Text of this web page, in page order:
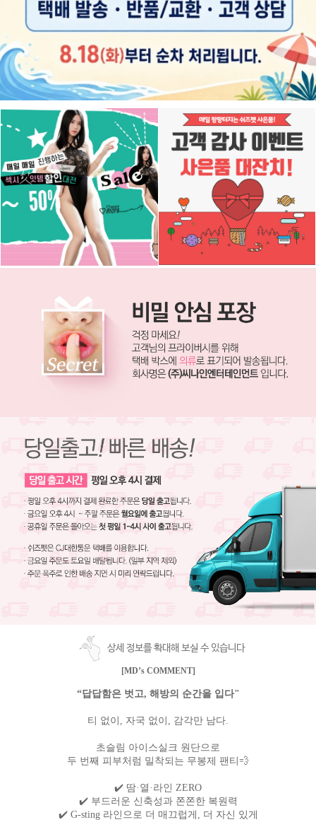
상세 정보를 확대해 보실 수 있습니다
[MD’s COMMENT]
“답답함은 벗고, 해방의 순간을 입다"
티 없이, 자국 없이, 감각만 남다.
초슬림 아이스실크 원단으로
두 번째 피부처럼 밀착되는 무봉제 팬티💨
✔️ 땀·열·라인 ZERO
✔️ 부드러운 신축성과 쫀쫀한 복원력
✔️ G-sting 라인으로 더 매끄럽게, 더 자신 있게